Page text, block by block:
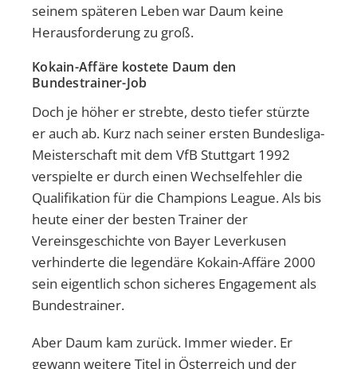
seinem späteren Leben war Daum keine
Herausforderung zu groß.
Kokain-Affäre kostete Daum den
Bundestrainer-Job
Doch je höher er strebte, desto tiefer stürzte
er auch ab. Kurz nach seiner ersten Bundesliga-
Meisterschaft mit dem VfB Stuttgart 1992
verspielte er durch einen Wechselfehler die
Qualifikation für die Champions League. Als bis
heute einer der besten Trainer der
Vereinsgeschichte von Bayer Leverkusen
verhinderte die legendäre Kokain-Affäre 2000
sein eigentlich schon sicheres Engagement als
Bundestrainer.
Aber Daum kam zurück. Immer wieder. Er
gewann weitere Titel in Österreich und der